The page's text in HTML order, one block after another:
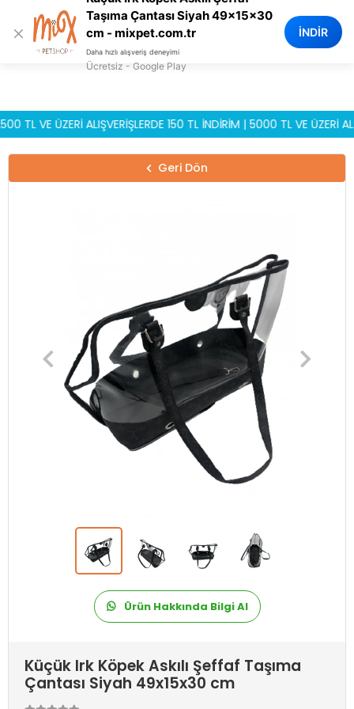
VE ÜZERİ ALIŞVERİŞLERDE 150 TL İNDİRİM | 5000 TL VE ÜZERİ
0
Geri Dön
Ürün Hakkında Bilgi Al
Küçük Irk Köpek Askılı Şeffaf Taşıma
Çantası Siyah 49x15x30 cm
×
Taşıma Çantası Siyah 49x15x30
cm - mixpet.com.tr
Daha hızlı alışveriş deneyimi
Ücretsiz - Google Play
İNDİR